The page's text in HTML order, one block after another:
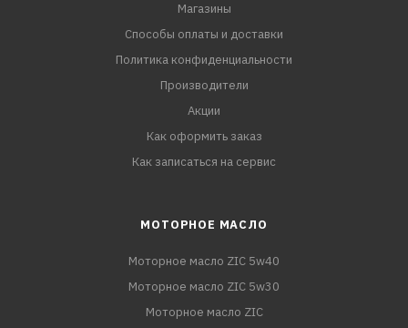
Магазины
Способы оплаты и доставки
Политика конфиденциальности
Производители
Акции
Как оформить заказ
Как записаться на сервис
МОТОРНОЕ МАСЛО
Моторное масло ZIC 5w40
Моторное масло ZIC 5w30
Моторное масло ZIC